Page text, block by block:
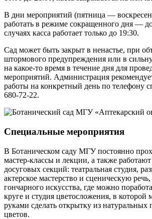
В дни мероприятий (пятница —
работать в режиме сокращенного дня —
случаях касса работает только до 19:30.
Сад может быть закрыт в ненастье, при
штормового предупреждения или в
на какое-то время в течение дня для
мероприятий. Администрация
работы на конкретный день по телефону
680-72-22.
Специальные мероприятия
В Ботаническом саду МГУ постоянно
мастер-классы и лекции, а также работают
досуговых секций: театральная студия,
актерское мастерство и сценическую
гончарного искусства, где можно
круге и студия цветосложения, в
руками сделать открытку из натуральных
цветов.